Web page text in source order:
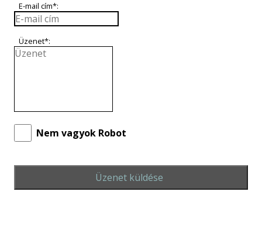
E-mail cím*:
Üzenet*:
Nem vagyok Robot
Üzenet küldése